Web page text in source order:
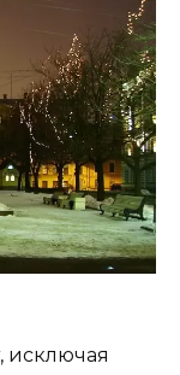
исключая